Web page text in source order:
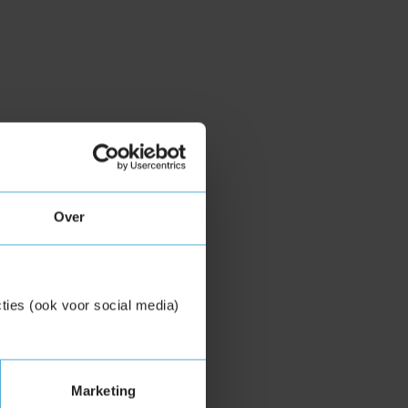
Over
(ook voor social media)
Marketing